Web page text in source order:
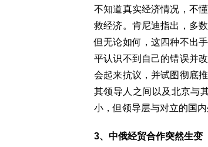
不知道真实经济情况，不
救经济。肯尼迪指出，多
但无论如何，这四种不出
平认识不到自己的错误并
会起来抗议，并试图彻底
其领导人之间以及北京与
小，但领导层与对立的国
3、中俄经贸合作突然生变